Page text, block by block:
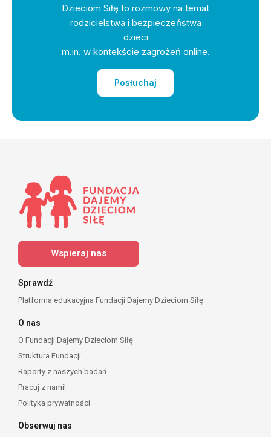
Dzieciom Siłę to rozmowy na temat
rodzicielstwa i bezpieczeństwa
dzieci
m.in. w kontekście zagrożeń online.
Posłuchaj
Wspieraj nas
Sprawdź
Platforma edukacyjna Fundacji Dajemy Dzieciom Siłę
O nas
O Fundacji Dajemy Dzieciom Siłę
Struktura Fundacji
Raporty z naszych badań
Pracuj z nami!
Polityka prywatności
Obserwuj nas